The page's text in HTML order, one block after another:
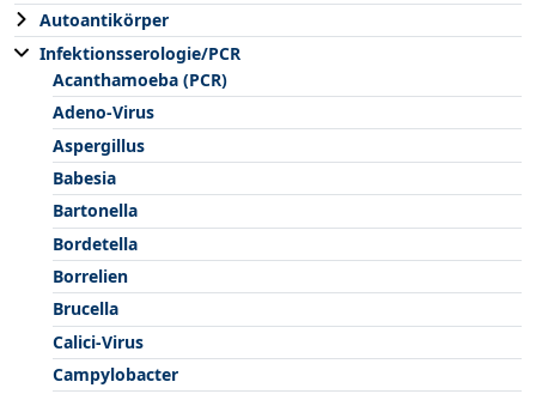
Autoantikörper
Infektionsserologie/PCR
Acanthamoeba (PCR)
Adeno-Virus
Aspergillus
Babesia
Bartonella
Bordetella
Borrelien
Brucella
Calici-Virus
Campylobacter